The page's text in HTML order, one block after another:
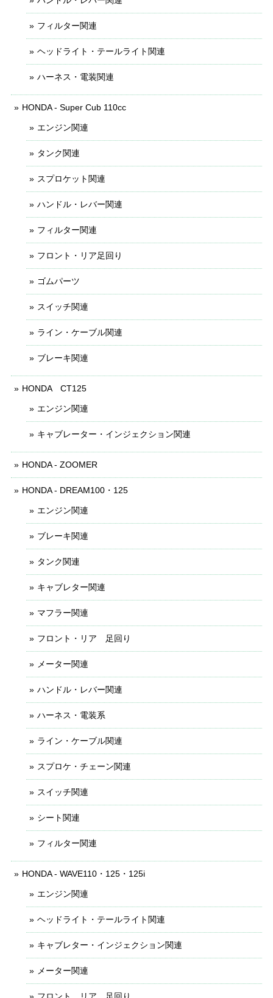
フィルター関連
ヘッドライト・テールライト関連
ハーネス・電装関連
HONDA - Super Cub 110cc
エンジン関連
タンク関連
スプロケット関連
ハンドル・レバー関連
フィルター関連
フロント・リア足回り
ゴムパーツ
スイッチ関連
ライン・ケーブル関連
ブレーキ関連
HONDA CT125
エンジン関連
キャブレーター・インジェクション関連
HONDA - ZOOMER
HONDA - DREAM100・125
エンジン関連
ブレーキ関連
タンク関連
キャブレター関連
マフラー関連
フロント・リア 足回り
メーター関連
ハンドル・レバー関連
ハーネス・電装系
ライン・ケーブル関連
スプロケ・チェーン関連
スイッチ関連
シート関連
フィルター関連
HONDA - WAVE110・125・125i
エンジン関連
ヘッドライト・テールライト関連
キャブレター・インジェクション関連
メーター関連